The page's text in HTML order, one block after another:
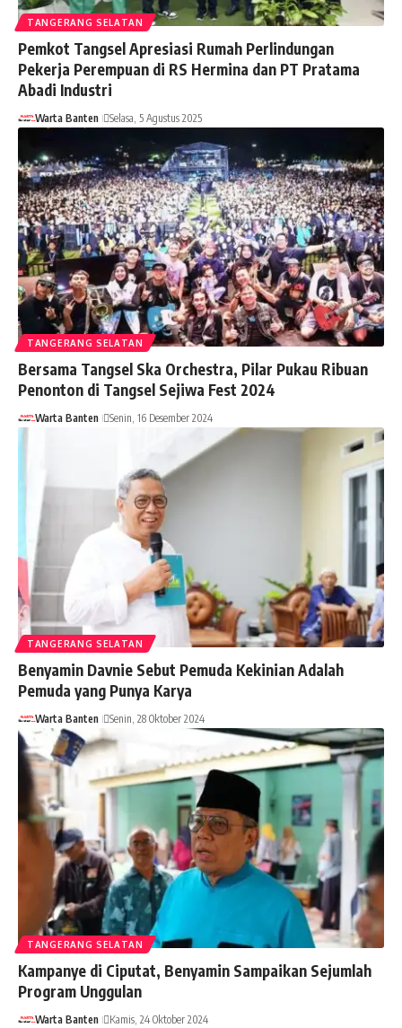
TANGERANG SELATAN
Pemkot Tangsel Apresiasi Rumah Perlindungan
Pekerja Perempuan di RS Hermina dan PT Pratama
Abadi Industri
Warta Banten Selasa, 5 Agustus 2025
TANGERANG SELATAN
Bersama Tangsel Ska Orchestra, Pilar Pukau Ribuan
Penonton di Tangsel Sejiwa Fest 2024
Warta Banten Senin, 16 Desember 2024
TANGERANG SELATAN
Benyamin Davnie Sebut Pemuda Kekinian Adalah
Pemuda yang Punya Karya
Warta Banten Senin, 28 Oktober 2024
TANGERANG SELATAN
Kampanye di Ciputat, Benyamin Sampaikan Sejumlah
Program Unggulan
Warta Banten Kamis, 24 Oktober 2024